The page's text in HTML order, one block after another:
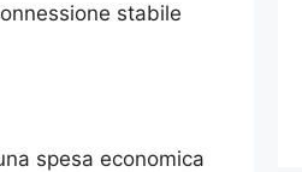
stabile
spesa economica